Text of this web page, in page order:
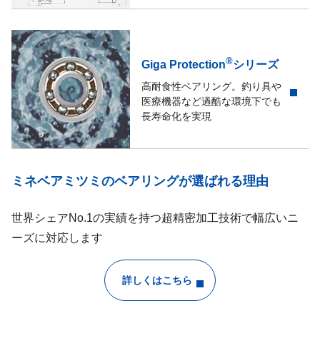
Giga Protection®シリーズ
高耐食性ベアリング。釣り具や
医療機器など過酷な環境下でも
長寿命化を実現
ミネベアミツミのベアリングが選ばれる理由
世界シェアNo.1の実績を持つ超精密加工技術で幅広いニ
ーズに対応します
詳しくはこちら